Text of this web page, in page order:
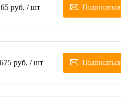
руб. / шт Подписаться
руб. / шт Подписаться